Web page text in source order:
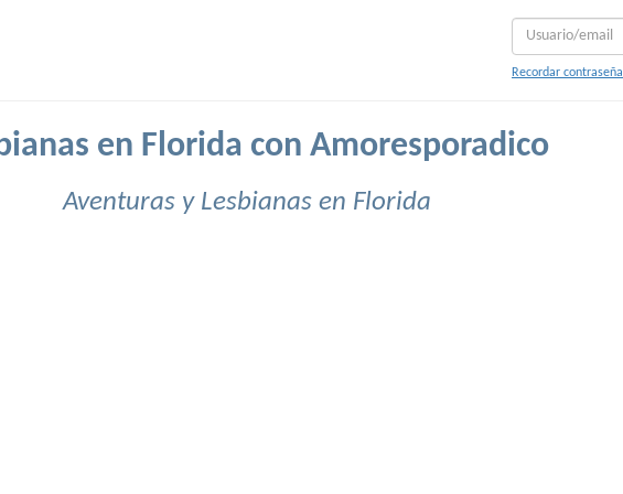
Recordar contraseña
en Florida con Amoresporadico
Aventuras y Lesbianas en Florida